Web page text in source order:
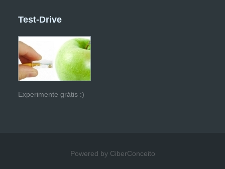
Test-Drive
Experimente grátis :)
Powered by CiberConceito